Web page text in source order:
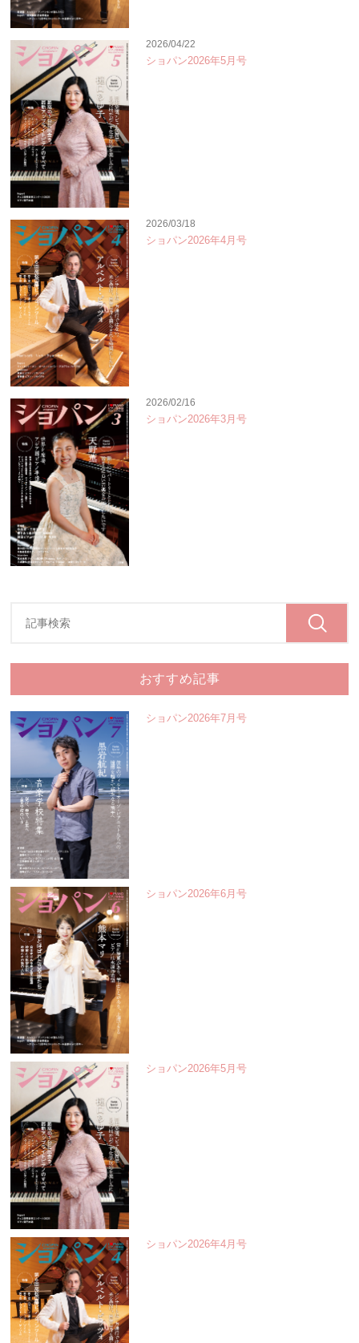
2026/04/22
ショパン2026年5月号
2026/03/18
ショパン2026年4月号
2026/02/16
ショパン2026年3月号
おすすめ記事
ショパン2026年7月号
ショパン2026年6月号
ショパン2026年5月号
ショパン2026年4月号